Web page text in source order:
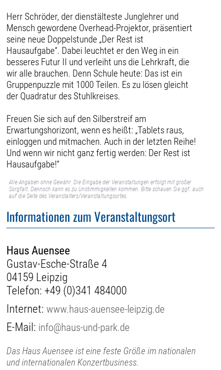
Herr Schröder, der dienstälteste Junglehrer und
Mensch gewordene Overhead-Projektor, präsentiert
seine neue Doppelstunde „Der Rest ist
Hausaufgabe“. Dabei leuchtet er den Weg in ein
besseres Futur II und verleiht uns die Lehrkraft, die
wir alle brauchen. Denn Schule heute: Das ist ein
Gruppenpuzzle mit 1000 Teilen. Es zu lösen gleicht
der Quadratur des Stuhlkreises.
Freuen Sie sich auf den Silberstreif am
Erwartungshorizont, wenn es heißt: „Tablets raus,
einloggen und mitmachen. Auch in der letzten Reihe!
Und wenn wir nicht ganz fertig werden: Der Rest ist
Hausaufgabe!“
Alle Angaben ohne Gewähr. Die Eingabe der Veranstaltungen erfolgt mit großer
Sorgfalt. Dennoch kann es zu Unstimmigkeiten kommen. Bitte schauen Sie ggf. auch
auf die Seite des Veranstalters/Veranstaltungsortes.
Informationen zum Veranstaltungsort
Haus Auensee
Gustav-Esche-Straße 4
04159 Leipzig
Telefon: +49 (0)341 484000
Internet:www.haus-auensee-leipzig.de
E-Mail: info@haus-und-park.de
Das Haus Auensee ist eine feste Größe im nationalen
und internationalen Konzertbusiness.